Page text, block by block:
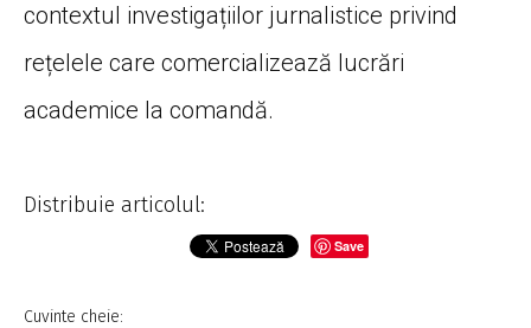
contextul investigațiilor jurnalistice privind
rețelele care comercializează lucrări
academice la comandă.
Distribuie articolul:
Save
Cuvinte cheie: